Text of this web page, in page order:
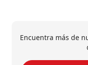
Encuentra más de